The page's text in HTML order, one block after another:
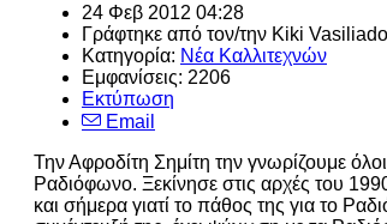
24 Φεβ 2012 04:28
Γράφτηκε από τον/την Kiki
Κατηγορία: Νέα Καλλιτεχνών
Εμφανίσεις: 2206
Εκτύπωση
Email
Την Αφροδίτη Σημίτη την γνωρίζουμε
Ραδιόφωνο. Ξεκίνησε στις αρχές του
και σήμερα γιατί το πάθος της για το